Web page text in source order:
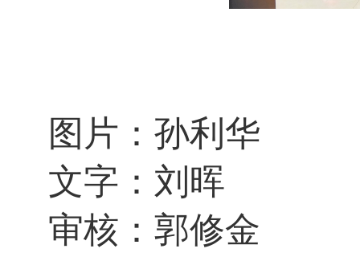
图片：孙利华
文字：刘晖
审核：郭修金